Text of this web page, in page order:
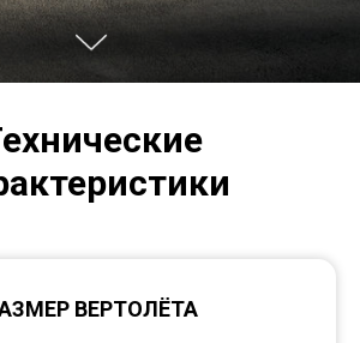
ВЕРТОЛЁТА